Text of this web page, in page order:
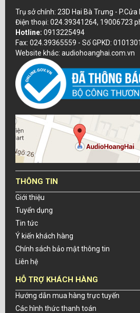
Trụ sở chính: 23D Hai Bà Trưng - P.Cửa
Điện thoại: 024.39341264, 19006723
Hotline: 0913225494
Fax: 024.39365559 - Số GPKD:
Website khác: audiohoanghai.com.vn
THÔNG TIN
Giới thiệu
Tuyển dụng
Tin tức
Ý kiến khách hàng
Chính sách bảo mật thông tin
Liên hệ
HỖ TRỢ KHÁCH HÀNG
Hướng dẫn mua hàng trực tuyến
Các hình thức thanh toán